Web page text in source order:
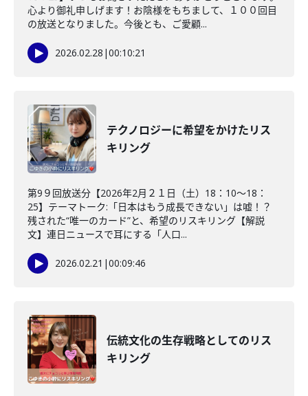
心より御礼申しげます！お陰様をもちまして、１００回目
の放送となりました。今後とも、ご愛顧...
2026.02.28 |00:10:21
テクノロジーに希望をかけたリス
キリング
第9９回放送分【2026年2月２１日（土）18：10～18：
25】テーマトーク:「日本はもう成長できない」は嘘！？
残された“唯一のカード”と、希望のリスキリング【解説
文】連日ニュースで耳にする「人口...
2026.02.21 |00:09:46
伝統文化の生存戦略としてのリス
キリング